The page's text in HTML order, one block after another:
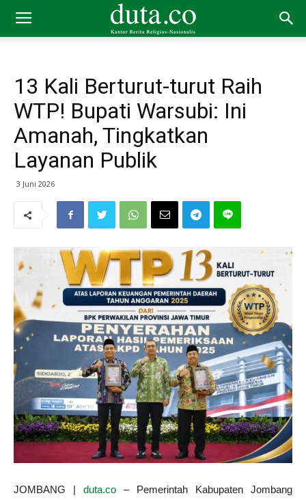
13 Kali Berturut-turut Raih
WTP! Bupati Warsubi: Ini
Amanah, Tingkatkan
Layanan Publik
3 Juni 2026
JOMBANG | duta.co – Pemerintah Kabupaten Jombang